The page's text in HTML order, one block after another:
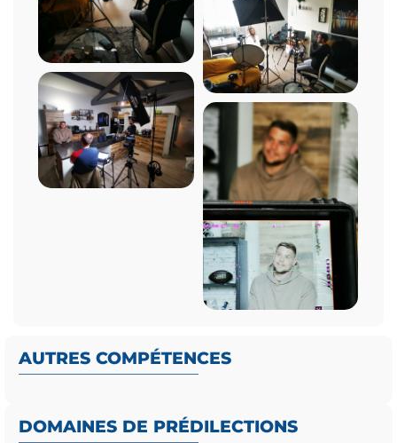
AUTRES COMPÉTENCES
DOMAINES DE PRÉDILECTIONS